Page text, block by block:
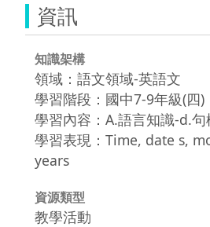
資訊
知識架構
領域：語文領域-英語文
學習階段：國中7-9年級(四)
學習內容：A.語言知識-d.句
學習表現：Time, date s,
years
資源類型
教學活動